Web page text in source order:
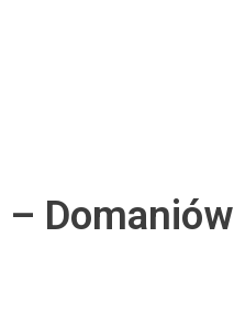
– Domaniów